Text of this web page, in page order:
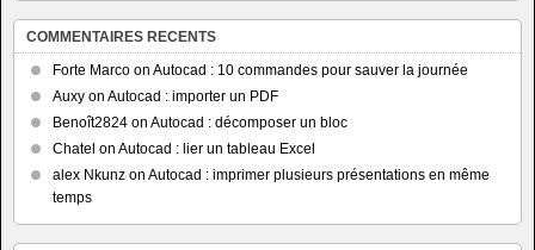
COMMENTAIRES RECENTS
Forte Marco on Autocad : 10 commandes pour sauver la journée
Auxy on Autocad : importer un PDF
Benoît2824 on Autocad : décomposer un bloc
Chatel on Autocad : lier un tableau Excel
alex Nkunz on Autocad : imprimer plusieurs présentations en même
temps